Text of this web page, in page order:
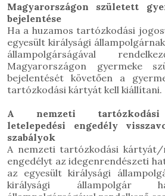
Magyarországon született
bejelentése
Ha a huzamos tartózkodási
egyesült királysági
állampolgárságával
Magyarországon gyermeke
bejelentését követően a
tartózkodási kártyát kell kiállítani.
A nemzeti tartózkodási
letelepedési engedély
szabályok
A nemzeti tartózkodási kártyát/
engedélyt az idegenrendészeti
az egyesült királysági
királysági állampolgár